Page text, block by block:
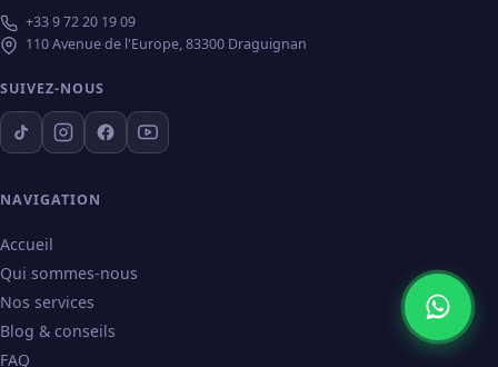
+33 9 72 20 19 09
110 Avenue de l'Europe, 83300 Draguignan
SUIVEZ-NOUS
NAVIGATION
Accueil
Qui sommes-nous
Nos services
Blog & conseils
FAQ